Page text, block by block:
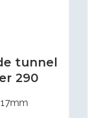
tunnel
290